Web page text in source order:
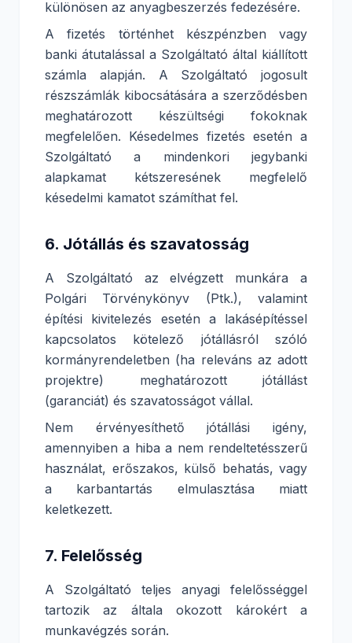
különösen az anyagbeszerzés fedezésére.
A fizetés történhet készpénzben vagy
banki átutalással a Szolgáltató által kiállított
számla alapján. A Szolgáltató jogosult
részszámlák kibocsátására a szerződésben
meghatározott készültségi fokoknak
megfelelően. Késedelmes fizetés esetén a
Szolgáltató a mindenkori jegybanki
alapkamat kétszeresének megfelelő
késedelmi kamatot számíthat fel.
6. Jótállás és szavatosság
A Szolgáltató az elvégzett munkára a
Polgári Törvénykönyv (Ptk.), valamint
építési kivitelezés esetén a lakásépítéssel
kapcsolatos kötelező jótállásról szóló
kormányrendeletben (ha releváns az adott
projektre) meghatározott jótállást
(garanciát) és szavatosságot vállal.
Nem érvényesíthető jótállási igény,
amennyiben a hiba a nem rendeltetésszerű
használat, erőszakos, külső behatás, vagy
a karbantartás elmulasztása miatt
keletkezett.
7. Felelősség
A Szolgáltató teljes anyagi felelősséggel
tartozik az általa okozott károkért a
munkavégzés során.